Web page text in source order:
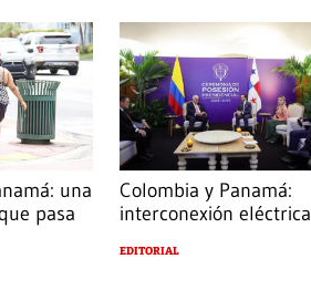
una
pasa
Colombia y Panamá:
interconexión eléctrica
EDITORIAL